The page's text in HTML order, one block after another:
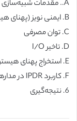
A.. مقدمات شبیه‌سازی
B. ایمنی نویز (پهنای هیسترزیس)
C. توان مصرفی
D. تاخیر I/O
E. استخراج پهنای هیسترزیس بهینه
F. کاربرد IPDR در مدارهای پایه
6. نتیجه‌گیری